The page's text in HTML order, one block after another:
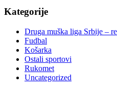
Kategorije
Druga muška liga Srbije –
Fudbal
Košarka
Ostali sportovi
Rukomet
Uncategorized